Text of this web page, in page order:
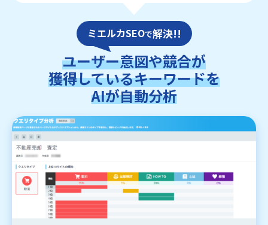
ミエルカSEOで解決!!
ユーザー意図や競合が
獲得しているキーワードを
AIが自動分析